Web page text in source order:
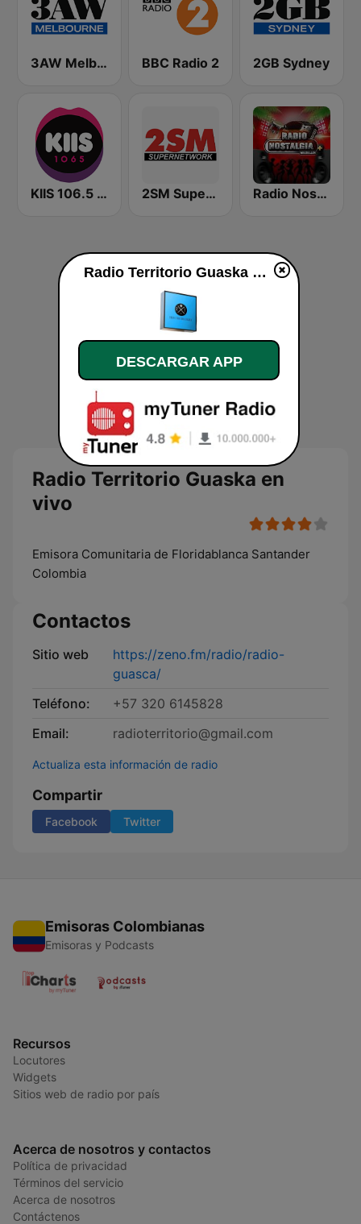
3AW Melbourne BBC Radio 2 2GB Sydney
KIIS 106.5 FM 2SM Super Radio Radio Nostalgia
Radio Territorio Guaska en
vivo
Emisora Comunitaria de Floridablanca Santander
Colombia
Contactos
Sitio web
https://zeno.fm/radio/radio-
guasca/
Teléfono:
+57 320 6145828
Email:
radioterritorio@gmail.com
Actualiza esta información de radio
Compartir
Facebook Twitter
Emisoras Colombianas
Emisoras y Podcasts
Recursos
Locutores
Widgets
Sitios web de radio por país
Acerca de nosotros y contactos
Política de privacidad
Términos del servicio
Acerca de nosotros
Contáctenos
Radio Territorio Guaska en vivo
DESCARGAR APP